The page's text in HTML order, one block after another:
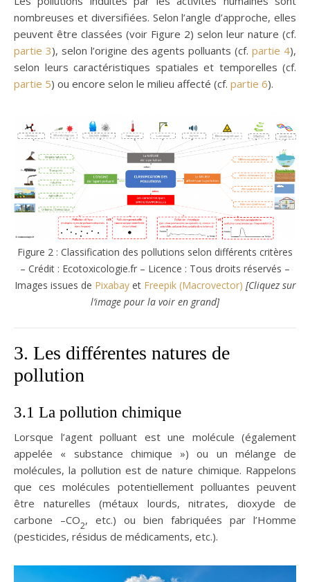
nombreuses et diversifiées. Selon l’angle d’approche, elles
peuvent être classées (voir Figure 2) selon leur nature (cf.
partie 3), selon l’origine des agents polluants (cf.partie 4),
selon leurs caractéristiques spatiales et temporelles (cf.
partie 5) ou encore selon le milieu affecté (cf. partie 6).
Figure 2 : Classification des pollutions selon différents critères
– Crédit : Ecotoxicologie.fr – Licence : Tous droits réservés –
Images issues de Pixabayet Freepik (Macrovector) [Cliquez sur
l’image pour la voir en grand]
3. Les différentes natures de
pollution
3.1 La pollution chimique
Lorsque l’agent polluant est une molécule (également
appelée « substance chimique ») ou un mélange de
molécules, la pollution est de nature chimique. Rappelons
que ces molécules potentiellement polluantes peuvent
être naturelles (métaux lourds, nitrates, dioxyde de
carbone –CO2, etc.) ou bien fabriquées par l’Homme
(pesticides, résidus de médicaments, etc.).